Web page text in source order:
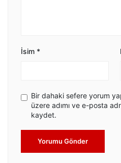
İsim *
Bir dahaki sefere yorum
üzere adımı ve e-posta
kaydet.
Yorumu Gönder